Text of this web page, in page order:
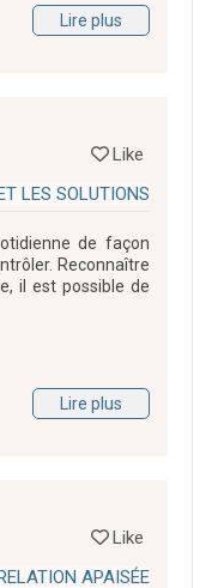
Lire plus
Like
LES SOLUTIONS
de façon
Reconnaître
il est possible de
Lire plus
Like
APAISÉE